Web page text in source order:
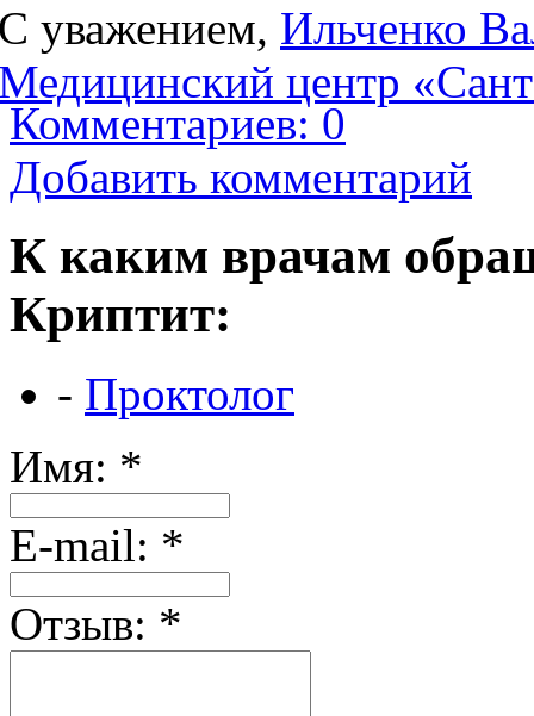
уважением, Ильченко
центр
Комментариев: 0
Добавить комментарий
К каким врачам
Криптит:
- Проктолог
Имя: *
Е-mail: *
Отзыв: *